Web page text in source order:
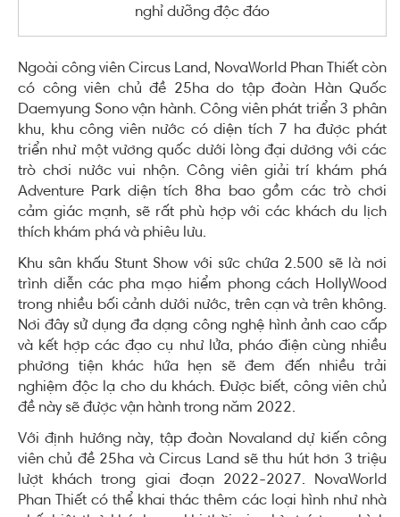
nghỉ dưỡng độc đáo
Ngoài công viên Circus Land, NovaWorld Phan Thiết còn
có công viên chủ đề 25ha do tập đoàn Hàn Quốc
Daemyung Sono vận hành. Công viên phát triển 3 phân
khu, khu công viên nước có diện tích 7 ha được phát
triển như một vương quốc dưới lòng đại dương với các
trò chơi nước vui nhộn. Công viên giải trí khám phá
Adventure Park diện tích 8ha bao gồm các trò chơi
cảm giác mạnh, sẽ rất phù hợp với các khách du lịch
thích khám phá và phiêu lưu.
Khu sân khấu Stunt Show với sức chứa 2.500 sẽ là nơi
trình diễn các pha mạo hiểm phong cách HollyWood
trong nhiều bối cảnh dưới nước, trên cạn và trên không.
Nơi đây sử dụng đa dạng công nghệ hình ảnh cao cấp
và kết hợp các đạo cụ như lửa, pháo điện cùng nhiều
phương tiện khác hứa hẹn sẽ đem đến nhiều trải
nghiệm độc lạ cho du khách. Được biết, công viên chủ
đề này sẽ được vận hành trong năm 2022.
Với định hướng này, tập đoàn Novaland dự kiến công
viên chủ đề 25ha và Circus Land sẽ thu hút hơn 3 triệu
lượt khách trong giai đoạn 2022-2027. NovaWorld
Phan Thiết có thể khai thác thêm các loại hình như nhà